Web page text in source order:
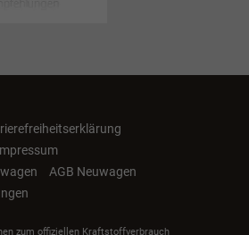
AGB Neuwagen
zum offiziellen Kraftstoffverbrauch